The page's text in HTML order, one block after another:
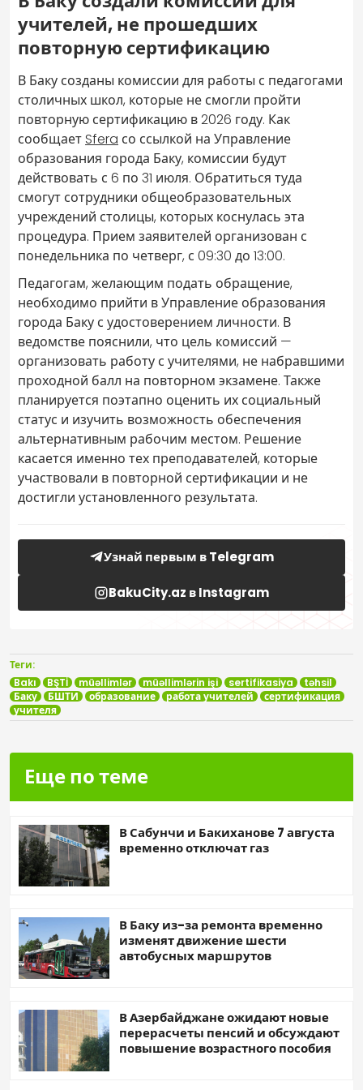
учителей, не прошедших
повторную сертификацию
В Баку созданы комиссии для работы с педагогами
столичных школ, которые не смогли пройти
повторную сертификацию в 2026 году. Как
сообщает Sfera со ссылкой на Управление
образования города Баку, комиссии будут
действовать с 6 по 31 июля. Обратиться туда
смогут сотрудники общеобразовательных
учреждений столицы, которых коснулась эта
процедура. Прием заявителей организован с
понедельника по четверг, с 09:30 до 13:00.
Педагогам, желающим подать обращение,
необходимо прийти в Управление образования
города Баку с удостоверением личности. В
ведомстве пояснили, что цель комиссий —
организовать работу с учителями, не набравшими
проходной балл на повторном экзамене. Также
планируется поэтапно оценить их социальный
статус и изучить возможность обеспечения
альтернативным рабочим местом. Решение
касается именно тех преподавателей, которые
участвовали в повторной сертификации и не
достигли установленного результата.
Узнай первым в Telegram
BakuCity.az в Instagram
Теги:
Bakı
BŞTİ müəllimlər müəllimlərin işi sertifikasiya
təhsil
Баку
БШТИ образование работа учителей
сертификация
учителя
Еще по теме
В Сабунчи и Бакиханове 7 августа
временно отключат газ
В Баку из-за ремонта временно
изменят движение шести
автобусных маршрутов
В Азербайджане ожидают новые
перерасчеты пенсий и обсуждают
повышение возрастного пособия